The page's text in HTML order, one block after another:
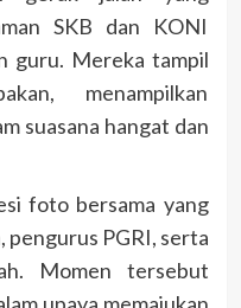
SKB dan KONI
guru. Mereka tampil
menampilkan
suasana hangat dan
foto bersama yang
pengurus PGRI, serta
Momen tersebut
upaya memajukan